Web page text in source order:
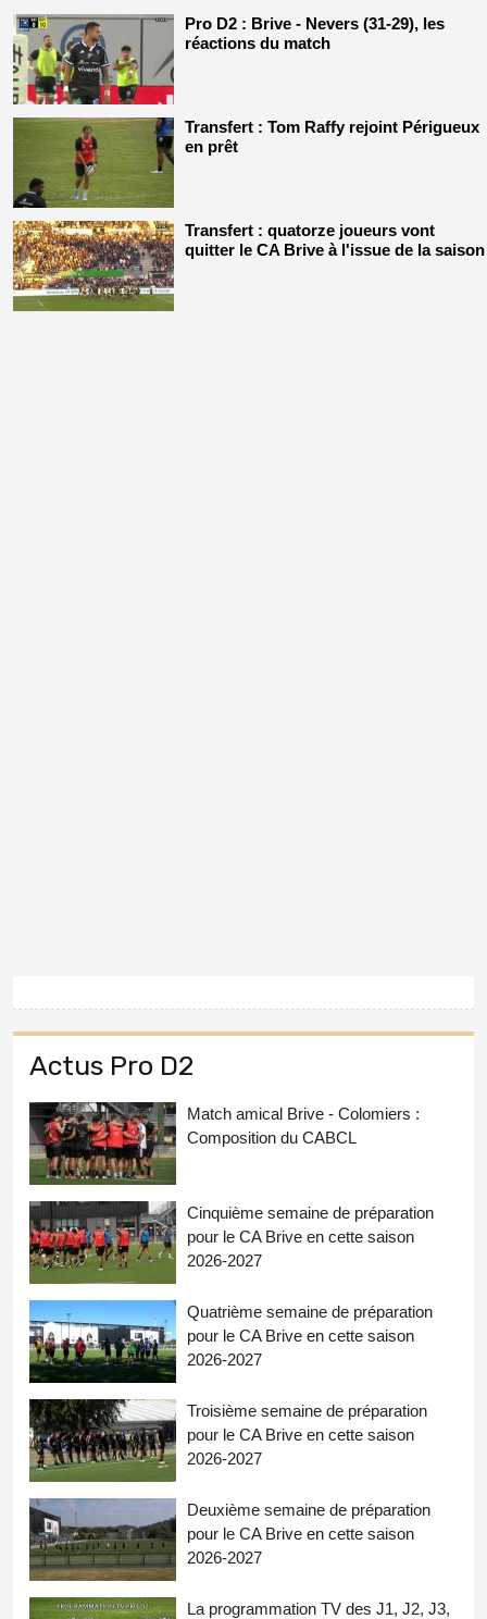
Pro D2 : Brive - Nevers (31-29), les
réactions du match
Transfert : Tom Raffy rejoint Périgueux
en prêt
Transfert : quatorze joueurs vont
quitter le CA Brive à l'issue de la saison
Actus Pro D2
Match amical Brive - Colomiers :
Composition du CABCL
Cinquième semaine de préparation
pour le CA Brive en cette saison
2026-2027
Quatrième semaine de préparation
pour le CA Brive en cette saison
2026-2027
Troisième semaine de préparation
pour le CA Brive en cette saison
2026-2027
Deuxième semaine de préparation
pour le CA Brive en cette saison
2026-2027
La programmation TV des J1, J2, J3,